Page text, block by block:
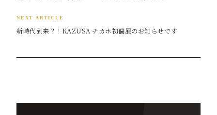
NEXT ARTICLE
新時代到来？！KAZUSA チカホ初個展のお知らせです